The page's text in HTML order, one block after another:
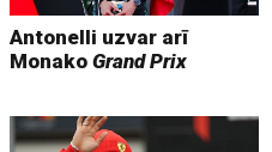
Antonelli uzvar arī
MonakoGrand Prix